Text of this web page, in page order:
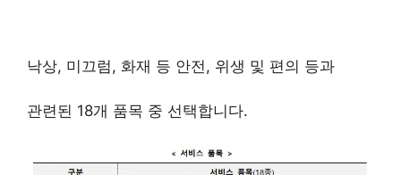
낙상, 미끄럼, 화재 등 안전, 위생 및 편의 등과
관련된 18개 품목 중 선택합니다.